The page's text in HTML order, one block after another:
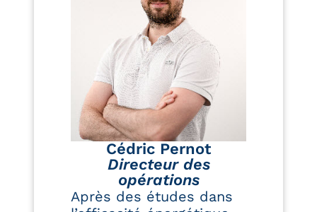
Cédric Pernot
Directeur des
opérations
Après des études dans